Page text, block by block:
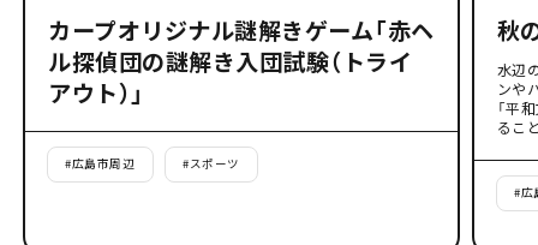
カープオリジナル謎解きゲーム「赤ヘ
ル探偵団の謎解き入団試験（トライ
アウト）」
#広島市周辺 #スポーツ
秋
水辺
ンや
「平
るこ
#広